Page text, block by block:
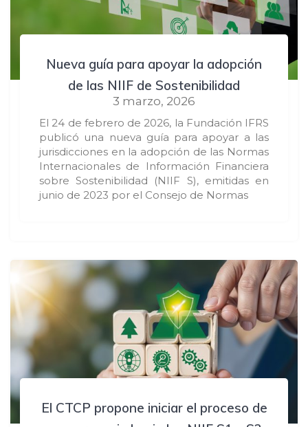
Nueva guía para apoyar la adopción
de las NIIF de Sostenibilidad
3 marzo, 2026
El 24 de febrero de 2026, la Fundación IFRS
publicó una nueva guía para apoyar a las
jurisdicciones en la adopción de las Normas
Internacionales de Información Financiera
sobre Sostenibilidad (NIIF S), emitidas en
junio de 2023 por el Consejo de Normas
El CTCP propone iniciar el proceso de